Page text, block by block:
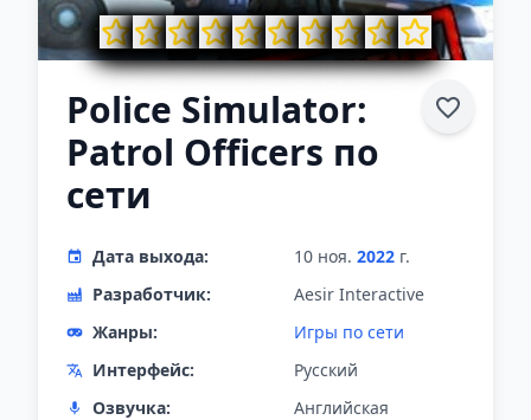
Police Simulator:
Patrol Officers по
сети
Дата выхода: 10 ноя. 2022 г.
Разработчик:
Aesir Interactive
Жанры:
Игры по сети
Интерфейс:
Русский
Озвучка:
Английская